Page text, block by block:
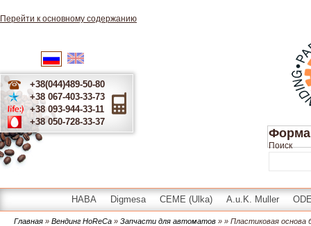
Перейти к основному содержанию
Русский
+38(044)489-50-80
+38 067-403-33-73
+38 093-944-33-11
+38 050-728-33-37
Форма
Поиск
HABA Digmesa CEME (Ulka) A.u.K. Muller
Главная » Вендинг HoReCa » Запчасти для автоматов » » Пластиковая основа